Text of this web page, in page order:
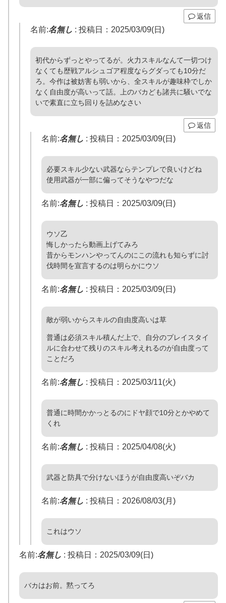
返信
名前:名無し : 投稿日：2025/03/09(日)
初代からずっとやってるが。火力スキルなんて一切つけ
なくても歴戦アルシュゴア程度ならグダっても10分だ
ろ。今作は被妨害も弱いから、全スキルが趣味枠でしか
なく自由度が高いって話。上のバカども諸共に騒いでな
いで素直に立ち回りを詰めなさい
返信
名前:名無し : 投稿日：2025/03/09(日)
必要スキル少ない武器ならテンプレで良いけどね
使用武器が一部に偏ってそうなやつだな
名前:名無し : 投稿日：2025/03/09(日)
ウソ乙
悔しかったら動画上げてみろ
昔からモンハンやってんのにこの流れも知らずに討
伐時間を宣言するのは明らかにウソ
名前:名無し : 投稿日：2025/03/09(日)
敵が弱いからスキルの自由度高いは草
普通は必須スキル積んだ上で、自分のプレイスタイ
ルに合わせて残りのスキル考えれるのが自由度って
ことだろ
名前:名無し : 投稿日：2025/03/11(火)
普通に時間かかっとるのにドヤ顔で10分とかやめて
くれ
名前:名無し : 投稿日：2025/04/08(火)
武器と防具で分けないほうが自由度高いぞバカ
名前:名無し : 投稿日：2026/08/03(月)
これはウソ
名前:名無し : 投稿日：2025/03/09(日)
バカはお前。黙ってろ